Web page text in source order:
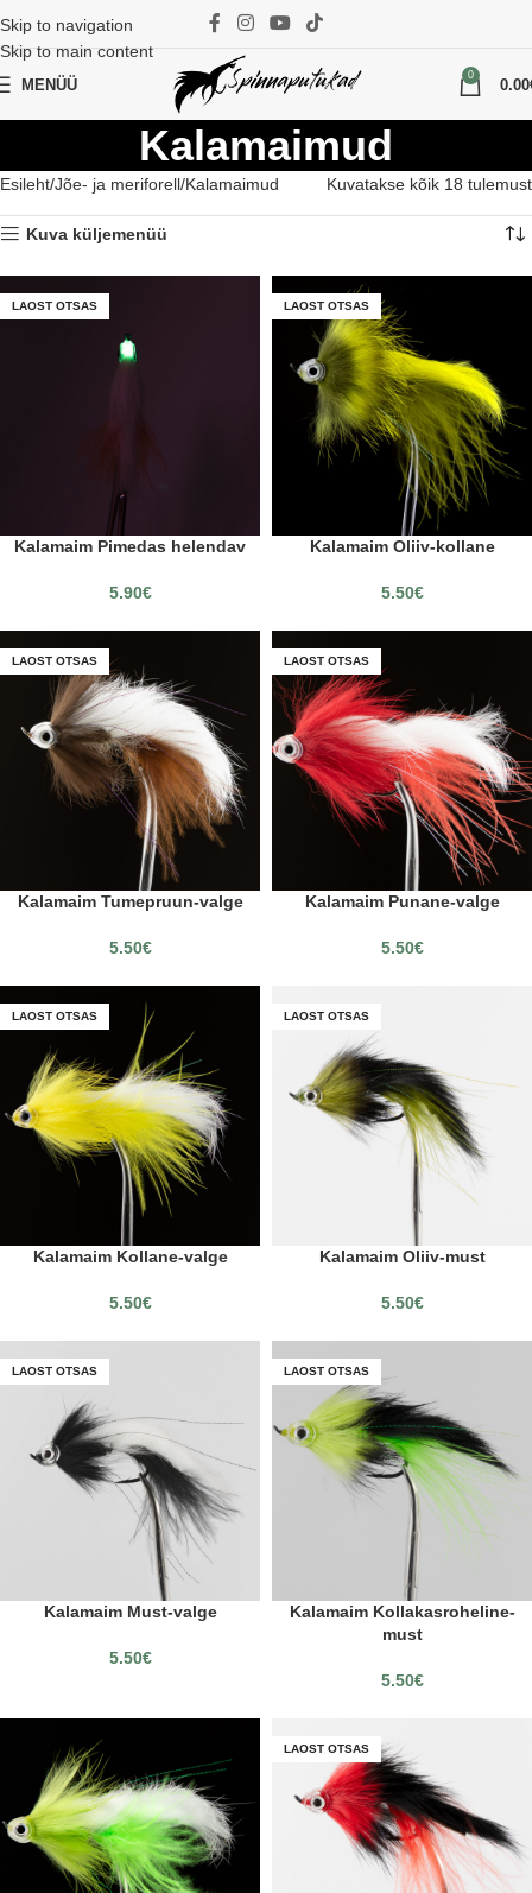
Skip to navigation
Skip to main content
MENÜÜ
0
0.00
Kalamaimud
Esileht Jõe- ja meriforell Kalamaimud Kuvatakse kõik 18 tulemust
Kuva küljemenüü
LAOST OTSAS
Kalamaim Pimedas helendav
5.90€
LAOST OTSAS
Kalamaim Oliiv-kollane
5.50€
LAOST OTSAS
Kalamaim Tumepruun-valge
5.50€
LAOST OTSAS
Kalamaim Punane-valge
5.50€
LAOST OTSAS
Kalamaim Kollane-valge
5.50€
LAOST OTSAS
Kalamaim Oliiv-must
5.50€
LAOST OTSAS
Kalamaim Must-valge
5.50€
LAOST OTSAS
Kalamaim Kollakasroheline-
must
5.50€
LAOST OTSAS